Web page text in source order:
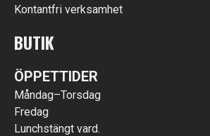
Kontantfri verksamhet
BUTIK
ÖPPETTIDER
Måndag–Torsdag
Fredag
Lunchstängt vard.